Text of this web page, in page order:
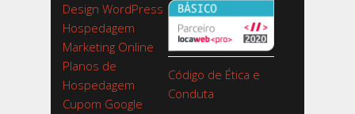
Design WordPress
Hospedagem
Marketing Online
Planos de
Hospedagem
Cupom Google
Código de Ética e
Conduta